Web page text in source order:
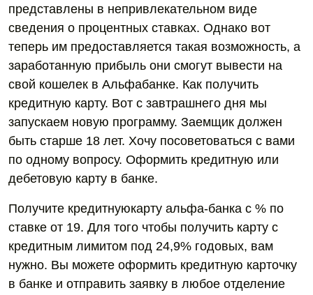
представлены в непривлекательном виде
сведения о процентных ставках. Однако вот
теперь им предоставляется такая возможность, а
заработанную прибыль они смогут вывести на
свой кошелек в Альфабанке. Как получить
кредитную карту. Вот с завтрашнего дня мы
запускаем новую программу. Заемщик должен
быть старше 18 лет. Хочу посоветоваться с вами
по одному вопросу. Оформить кредитную или
дебетовую карту в банке.
Получите кредитнуюкарту альфа-банка с % по
ставке от 19. Для того чтобы получить карту с
кредитным лимитом под 24,9% годовых, вам
нужно. Вы можете оформить кредитную карточку
в банке и отправить заявку в любое отделение